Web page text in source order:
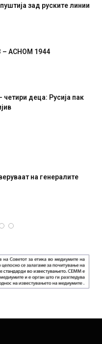
зад руските линии
– АСНОМ 1944
четири деца: Русија пак
пред зграда во главниот
и локали